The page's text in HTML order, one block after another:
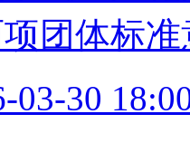
团体标
03-30